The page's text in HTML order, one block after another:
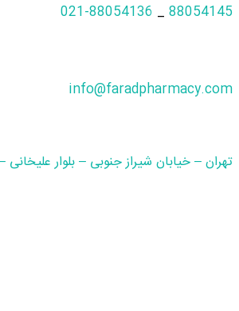
88054145
_
021-88054136
info@faradpharmacy.com
تهران – خیابان شیراز جنوبی – بلوار علیخانی –